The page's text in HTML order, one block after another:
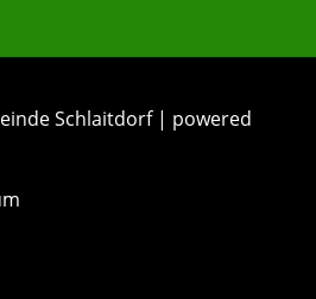
Schlaitdorf | powered